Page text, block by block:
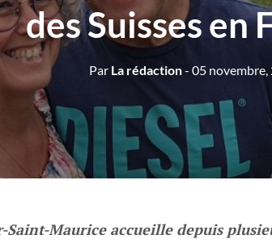
des Suisses en
Par La rédaction- 05 novembre,
Saint-Maurice accueille depuis